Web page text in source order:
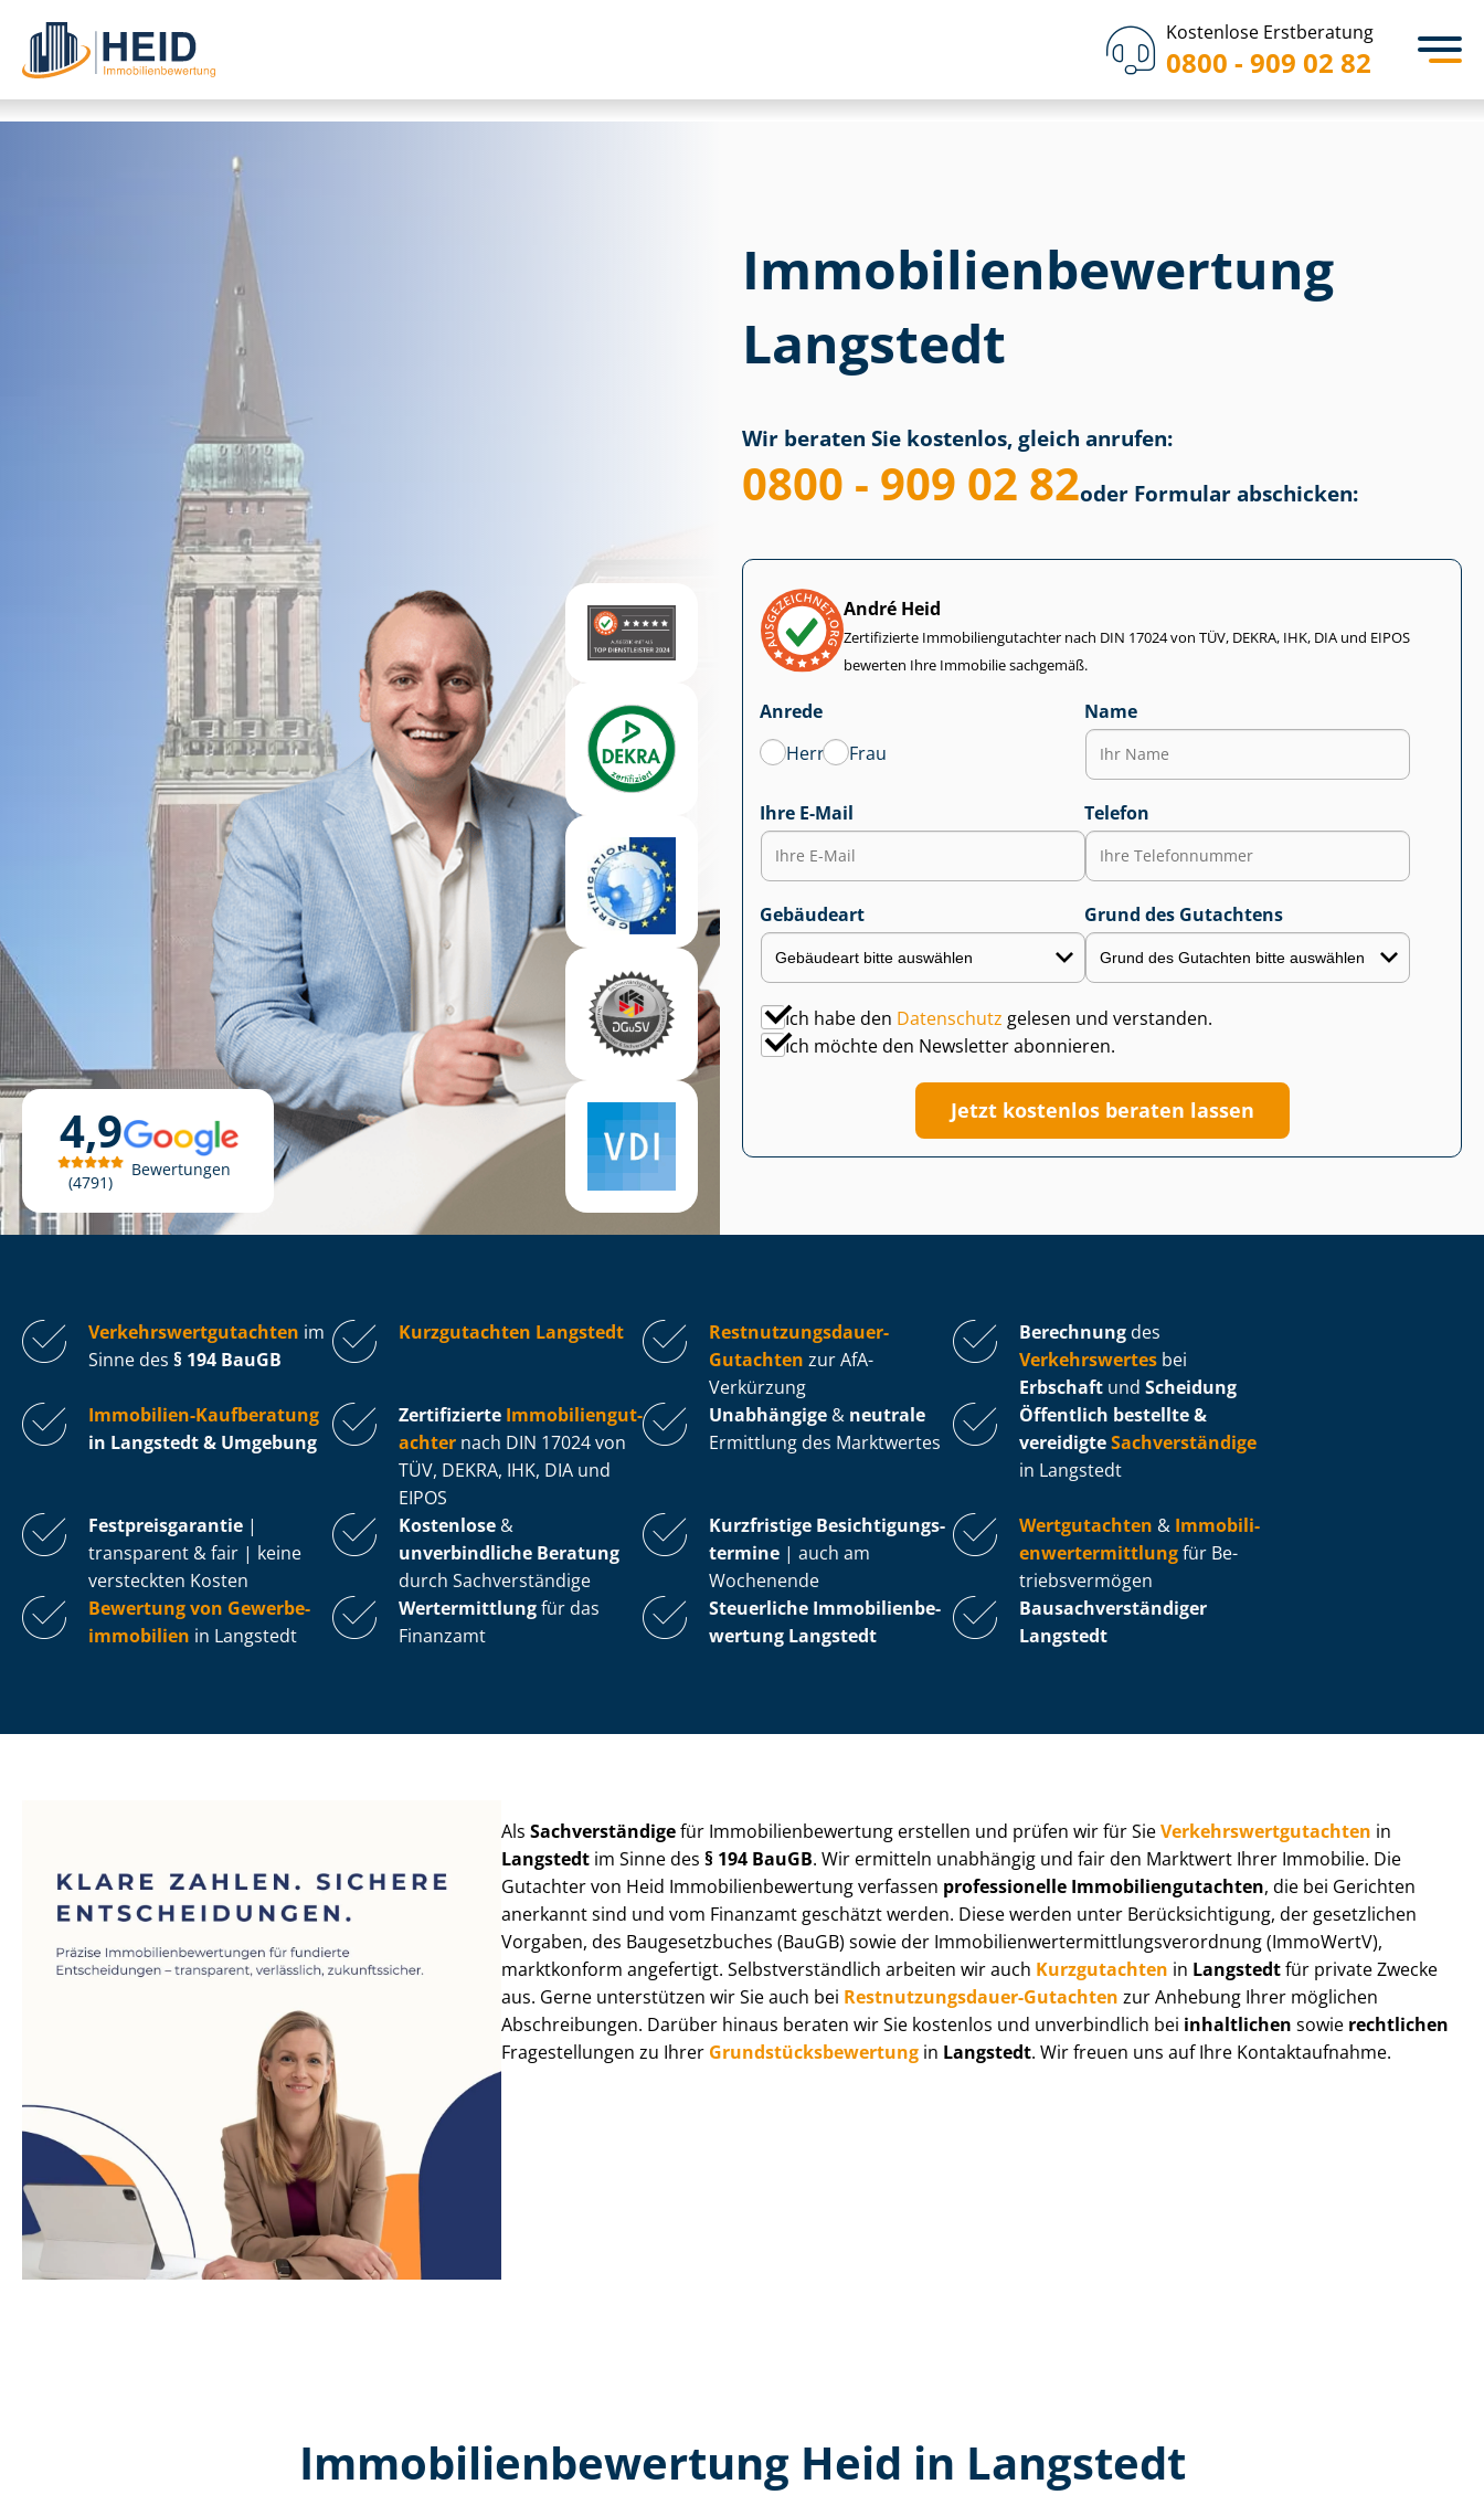
Kostenlose Erstberatung
0800 - 909 02 82
4,9
4791
Bewertungen
Immobilien­bewertung
Langstedt
Wir beraten Sie kostenlos, gleich anrufen:
0800 - 909 02 82oder Formular abschicken:
André Heid
Zertifizierte Im­mo­bi­li­en­gut­ach­ter nach DIN 17024 von TÜV, DEKRA, IHK, DIA und EIPOS
bewerten Ihre Immobilie sachgemäß.
Anrede
Herr
Frau
Name
Ihre E-Mail Telefon
Gebäudeart Grund des Gutachtens
Ich habe den Datenschutz gelesen und verstanden.
Ich möchte den Newsletter abonnieren.
Jetzt kostenlos beraten lassen
Ver­kehrs­wert­gut­ach­ten im
Sinne des § 194 BauGB
Kurzgutachten Langstedt
Rest­nut­zungs­dau­er-
Gutachten zur AfA-
Verkürzung
Berechnung des
Verkehrswertes bei
Erbschaft und Scheidung
Immobilien-Kaufberatung
in Langstedt & Umgebung
Zertifizierte Im­mo­bi­li­en­gut­
ach­ter nach DIN 17024 von
TÜV, DEKRA, IHK, DIA und
EIPOS
Unabhängige & neutrale
Ermittlung des Marktwertes
Öffentlich bestellte &
vereidigteSachverständige
in Langstedt
Fest­preis­ga­ran­tie |
transparent & fair | keine
versteckten Kosten
Kostenlose &
unverbindliche Beratung
durch Sachverständige
Kurzfristige Be­sich­ti­gungs­
ter­mi­ne | auch am
Wochenende
Wertgutachten & Im­mo­bi­li­
en­wert­ermitt­lungfür Be­
triebs­ver­mö­gen
Bewertung von Ge­wer­be­
im­mo­bi­li­en in Langstedt
Wertermittlungfür das
Finanzamt
Steuerliche Im­mo­bi­li­en­be­
wer­tung Langstedt
Bau­sach­ver­stän­di­ger
Langstedt
AlsSachverständigefür Im­mo­bi­li­en­be­wer­tung erstellen und prüfen wir für SieVer­kehrs­wert­gut­ach­ten in
Langstedt im Sinne des§ 194 BauGB. Wir ermitteln unabhängig und fair den Marktwert Ihrer Immobilie. Die
Gutachter von Heid Im­mo­bi­li­en­be­wer­tung verfassen professionelle Im­mo­bi­li­en­gut­ach­ten, die bei Gerichten
anerkannt sind und vom Finanzamt geschätzt werden. Diese werden unter Be­rück­sich­ti­gung, der gesetzlichen
Vorgaben, des Baugesetzbuches (BauGB) sowie der Im­mo­bi­li­en­wert­ermitt­lungs­ver­ord­nung (ImmoWertV),
marktkonform angefertigt. Selbst­ver­ständ­lich arbeiten wir auch Kurzgutachten in Langstedtfür private Zwecke
aus. Gerne unterstützen wir Sie auch bei Rest­nut­zungs­dau­er-Gutachten zur Anhebung Ihrer möglichen
Abschreibungen. Darüber hinaus beraten wir Sie kostenlos und unverbindlich bei inhaltlichen sowie rechtlichen
Fragestellungen zu Ihrer Grund­stücks­be­wer­tung in Langstedt. Wir freuen uns auf Ihre Kontaktaufnahme.
Immobilien­bewertung Heid in Langstedt